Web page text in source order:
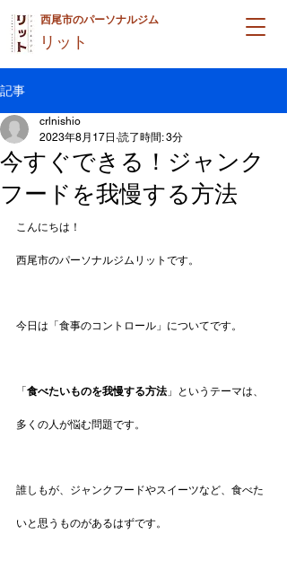
西尾市のパーソナルジム
リット
記事
今すぐできる！ジャンク
フードを我慢する方法
crlnishio
2023年8月17日 読了時間: 3分
こんにちは！
西尾市のパーソナルジムリットです。
今日は「食事のコントロール」についてです。
「 食べたいものを我慢する方法 」というテーマは、
多くの人が悩む問題です。
誰しもが、ジャンクフードやスイーツなど、食べた
いと思うものがあるはずです。